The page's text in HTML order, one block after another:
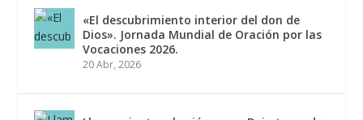
«El descubrimiento interior del don de
Dios». Jornada Mundial de Oración por las
Vocaciones 2026.
20 Abr, 2026